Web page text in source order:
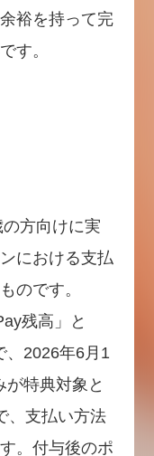
裕を持って完
す。
方向けに実
における支払
のです。
残高」と
、2026年6月1
が特典対象と
、支払い方法
。付与後のポ